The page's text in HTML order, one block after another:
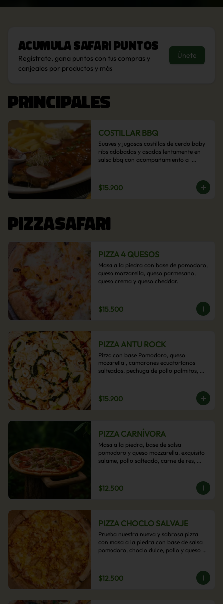
AcumulaSafari Puntos
Regístrate, gana puntos con tus compras y
canjealos por productos y más
Únete
PRINCIPALES
COSTILLAR BBQ
Suaves y jugosas costillas de cerdo baby
ribs adobadas y asadas lentamente en
salsa bbq con acompañamiento a
salteadas, Papas parmentier, Papas
fritas, Arroz blanco.
$15.900
PIZZASAFARI
PIZZA 4 QUESOS
Masa a la piedra con base de pomodoro,
queso mozzarella, queso parmesano,
queso crema y queso cheddar.
$15.500
PIZZA ANTU ROCK
Pizza con base Pomodoro, queso
mozarella , camarones ecuatorianos
salteados, pechuga de pollo palmitos,
$15.900
PIZZA CARNÍVORA
Masa a la piedra, base de salsa
pomodoro y queso mozzarella, exquisito
salame, pollo salteado, carne de res,
$12.500
PIZZA CHOCLO SALVAJE
Prueba nuestra nueva y sabrosa pizza
con masa a la piedra con base de salsa
pomodoro, choclo dulce, pollo y queso
$12.500